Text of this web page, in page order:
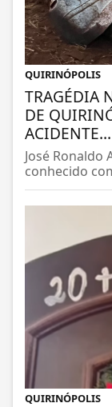
QUIRINÓPOLIS
TRAGÉDIA
DE
ACIDENTE...
José Ronaldo
conhecido
QUIRINÓPOLIS